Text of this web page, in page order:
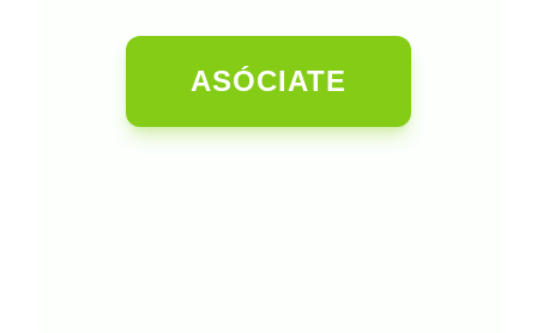
ASÓCIATE